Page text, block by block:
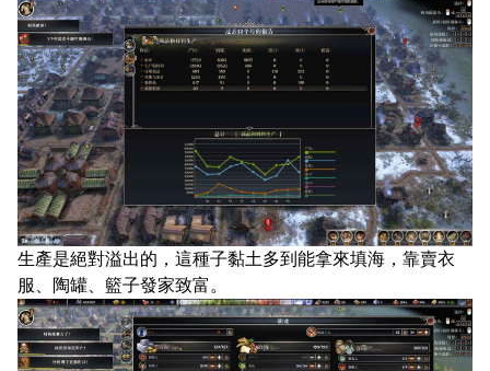
生產是絕對溢出的，這種子黏土多到能拿來填海，靠賣衣
服、陶罐、籃子發家致富。